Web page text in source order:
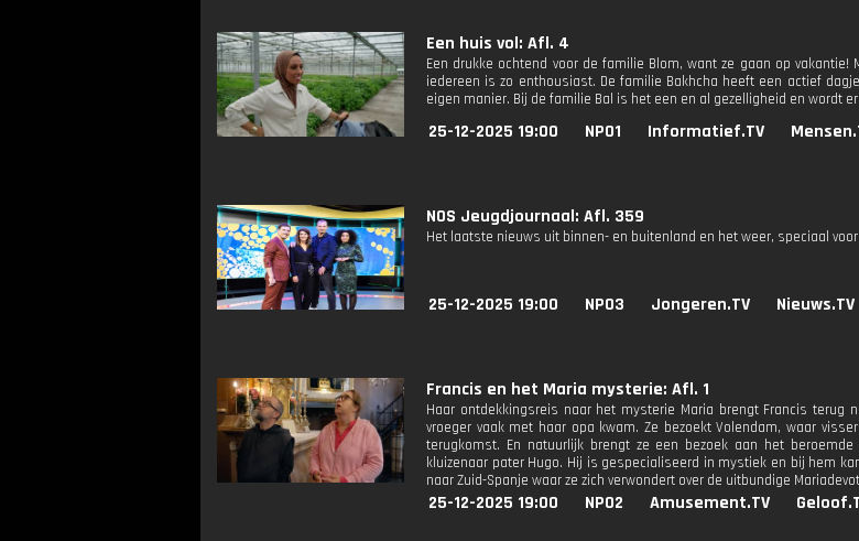
Een huis vol: Afl. 4
Een drukke ochtend voor de familie Blom, want ze gaan op
iedereen is zo enthousiast. De familie Bakhcha heeft een actief
eigen manier. Bij de familie Bal is het een en al gezelligheid en wordt
25-12-2025 19:00 NPO1 Informatief.TV
NOS Jeugdjournaal: Afl. 359
Het laatste nieuws uit binnen- en buitenland en het weer, speciaal
25-12-2025 19:00 NPO3 Jongeren.TV Nieuws.TV
Francis en het Maria mysterie: Afl. 1
Haar ontdekkingsreis naar het mysterie Maria brengt Francis terug
vroeger vaak met haar opa kwam. Ze bezoekt Volendam, waar
terugkomst. En natuurlijk brengt ze een bezoek aan het
kluizenaar pater Hugo. Hij is gespecialiseerd in mystiek en bij hem
naar Zuid-Spanje waar ze zich verwondert over de uitbundige
25-12-2025 19:00 NPO2 Amusement.TV